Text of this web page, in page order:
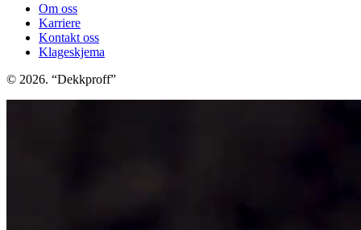
Om oss
Karriere
Kontakt oss
Klageskjema
© 2026. “Dekkproff”